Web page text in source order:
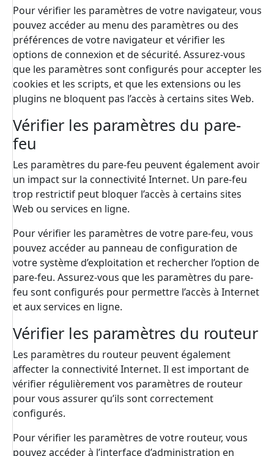
Pour vérifier les paramètres de votre navigateur, vous
pouvez accéder au menu des paramètres ou des
préférences de votre navigateur et vérifier les
options de connexion et de sécurité. Assurez-vous
que les paramètres sont configurés pour accepter les
cookies et les scripts, et que les extensions ou les
plugins ne bloquent pas l’accès à certains sites Web.
Vérifier les paramètres du pare-
feu
Les paramètres du pare-feu peuvent également avoir
un impact sur la connectivité Internet. Un pare-feu
trop restrictif peut bloquer l’accès à certains sites
Web ou services en ligne.
Pour vérifier les paramètres de votre pare-feu, vous
pouvez accéder au panneau de configuration de
votre système d’exploitation et rechercher l’option de
pare-feu. Assurez-vous que les paramètres du pare-
feu sont configurés pour permettre l’accès à Internet
et aux services en ligne.
Vérifier les paramètres du routeur
Les paramètres du routeur peuvent également
affecter la connectivité Internet. Il est important de
vérifier régulièrement vos paramètres de routeur
pour vous assurer qu’ils sont correctement
configurés.
Pour vérifier les paramètres de votre routeur, vous
pouvez accéder à l’interface d’administration en